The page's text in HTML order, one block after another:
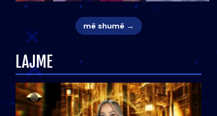
më shumë →
LAJME